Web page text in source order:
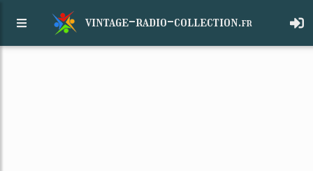
vintage-radio-collection.fr